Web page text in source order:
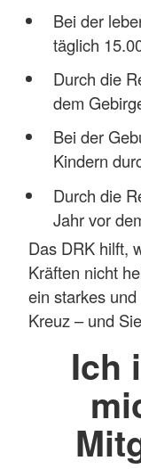
Bei der
täglich
Durch die
dem
Bei der
Kindern
Durch die
Jahr vor
Das DRK hilft,
Kräften nicht
ein starkes
Kreuz – und
Ich